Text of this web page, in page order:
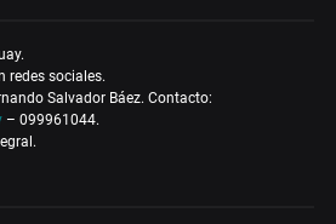
redes sociales.
Salvador Báez. Contacto:
– 099961044.